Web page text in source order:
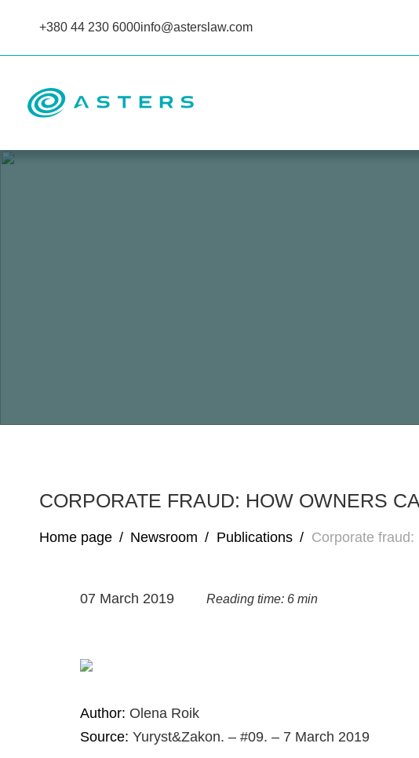
+380 44 230 6000info@asterslaw.com
CORPORATE FRAUD: HOW OWNERS
Home page / Newsroom / Publications / Corporate
07 March 2019 Reading time: 6 min
Author: Olena Roik
Source: Yuryst&Zakon. – #09. – 7 March 2019